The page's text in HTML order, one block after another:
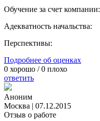
Обучение за счет компании:
Адекватность начальства:
Перспективы:
Подробнее об оценках
0 хорошо /0 плохо
ответить
Аноним
Москва | 07.12.2015
Отзыв о работе